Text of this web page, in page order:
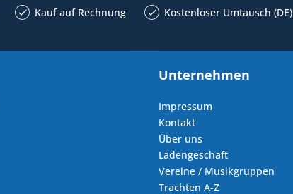
Kauf auf Rechnung Kostenloser Umtausch (DE)
Unternehmen
Impressum
Kontakt
Über uns
Ladengeschäft
Vereine / Musikgruppen
Trachten A-Z